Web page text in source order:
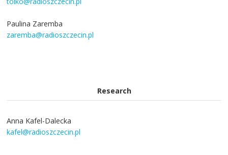
Paulina Zaremba
zaremba@radioszczecin.pl
Research
Anna Kafel-Dalecka
kafel@radioszczecin.pl